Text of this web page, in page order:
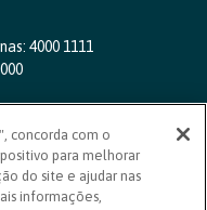
4000 1111
das 8h às 20h)
concorda com o
para melhorar
do site e ajudar nas
informações,